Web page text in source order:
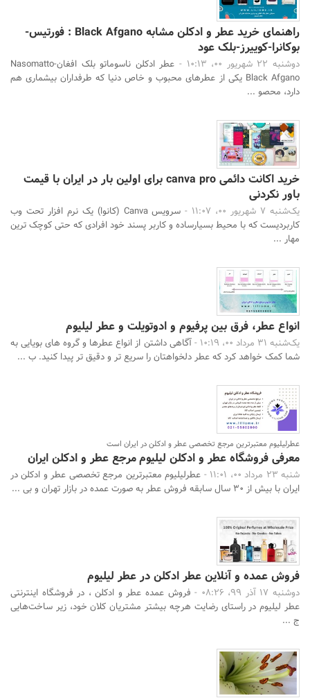
راهنمای خرید عطر و ادکلن مشابه Black Afgano : فورتیس-
بوکانرا-کوییرز-بلک عود
دوشنبه 22 شهریور 00، 10:13 -
عطر ادکلن ناسوماتو بلک افغان-Nasomatto
Black Afgano یکی از عطرهای محبوب و خاص دنیا که طرفداران بیشماری هم
دارد، محصو ...
خرید اکانت دائمی canva pro برای اولین بار در ایران با قیمت
باور نکردنی
یک‌شنبه 7 شهریور 00، 11:07 -
سرویس Canva (کانوا) یک نرم افزار تحت وب
کاربردیست که با محیط بسیارساده و کاربر پسند خود افرادی که حتی کوچک ترین
مهار ...
انواع عطر، فرق بین پرفیوم و ادوتویلت و عطر لیلیوم
یک‌شنبه 31 مرداد 00، 10:19 -
آگاهی داشتن از انواع عطرها و گروه های بویایی به
شما کمک خواهد کرد که عطر دلخواهتان را سریع تر و دقیق تر پیدا کنید. ب ...
عطرلیلیوم معتبرترین مرجع تخصصی عطر و ادکلن در ایران است
معرفی فروشگاه عطر و ادکلن لیلیوم مرجع عطر و ادکلن ایران
شنبه 23 مرداد 00، 11:01 -
عطرلیلیوم معتبرترین مرجع تخصصی عطر و ادکلن در
ایران با بیش از 30 سال سابقه فروش عطر به صورت عمده در بازار تهران و بی ...
فروش عمده و آنلاین عطر ادکلن در عطر لیلیوم
دوشنبه 17 آذر 99، 08:26 -
فروش عمده عطر و ادکلن ، در فروشگاه اینترنتی
عطر لیلیوم در راستای رضایت هرچه‌ بیشتر مشتریان کلان خود، زیر ساخت‌هایی
ج ...